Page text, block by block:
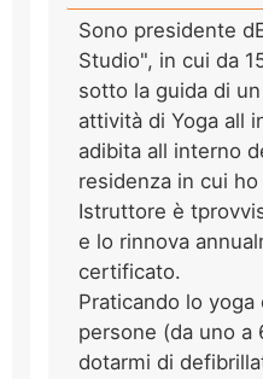
Sono presidente
Studio", in cui da
sotto la guida di
attività di Yoga all
adibita all interno
residenza in cui
Istruttore è
e lo rinnova
certificato.
Praticando lo
persone (da uno a
dotarmi di